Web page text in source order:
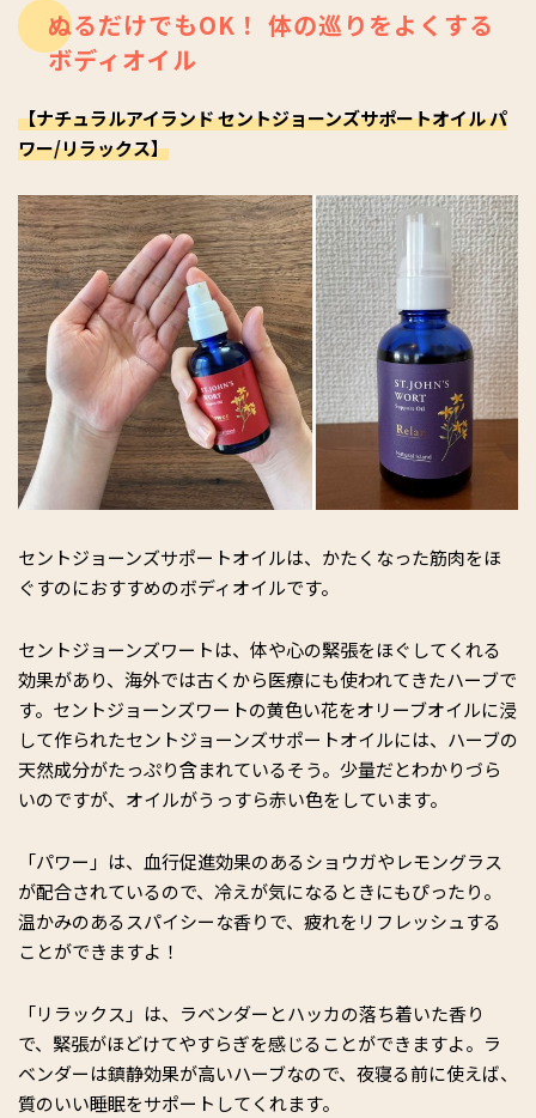
ぬるだけでもOK！ 体の巡りをよくする
ボディオイル
【ナチュラルアイランド セントジョーンズサポートオイル パ
ワー/リラックス】
セントジョーンズサポートオイルは、かたくなった筋肉をほ
ぐすのにおすすめのボディオイルです。
セントジョーンズワートは、体や心の緊張をほぐしてくれる
効果があり、海外では古くから医療にも使われてきたハーブで
す。セントジョーンズワートの黄色い花をオリーブオイルに浸
して作られたセントジョーンズサポートオイルには、ハーブの
天然成分がたっぷり含まれているそう。少量だとわかりづら
いのですが、オイルがうっすら赤い色をしています。
「パワー」は、血行促進効果のあるショウガやレモングラス
が配合されているので、冷えが気になるときにもぴったり。
温かみのあるスパイシーな香りで、疲れをリフレッシュする
ことができますよ！
「リラックス」は、ラベンダーとハッカの落ち着いた香り
で、緊張がほどけてやすらぎを感じることができますよ。ラ
ベンダーは鎮静効果が高いハーブなので、夜寝る前に使えば、
質のいい睡眠をサポートしてくれます。